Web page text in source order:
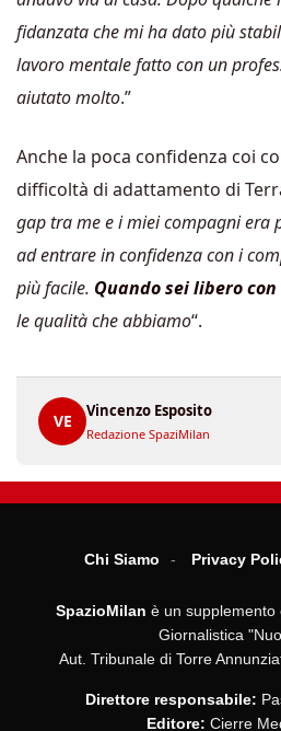
fidanzata che mi ha dato più
lavoro mentale fatto con un
aiutato molto.”
Anche la poca confidenza coi
difficoltà di adattamento di
gap tra me e i miei compagni era
ad entrare in confidenza con i
più facile. Quando sei libero
le qualità che abbiamo“.
VE
Vincenzo Esposito
Redazione SpaziMilan
Chi Siamo Privacy
SpazioMilan è un supplemento
Giornalistica
Aut. Tribunale di Torre
Direttore responsabile:
Editore: Cierre